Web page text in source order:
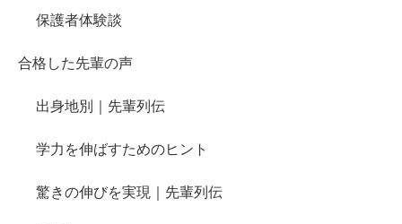
保護者体験談
合格した先輩の声
出身地別｜先輩列伝
学力を伸ばすためのヒント
驚きの伸びを実現｜先輩列伝